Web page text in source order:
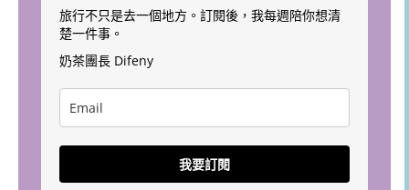
旅行不只是去一個地方。訂閱後，我每週陪你想清
楚一件事。
奶茶團長 Difeny
我要訂閱